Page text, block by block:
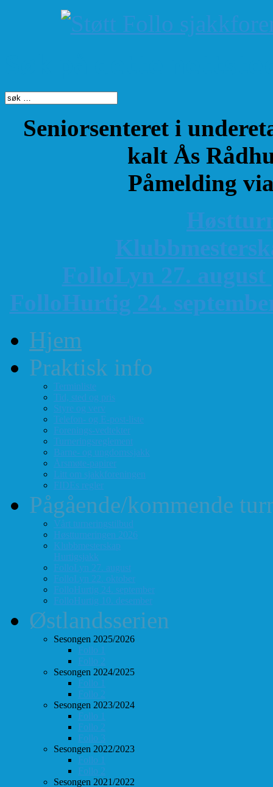
Seniorsenteret i
kalt Ås
Påmelding
K
FolloLyn 27. august
FolloHurtig 24.
Hjem
Praktisk info
Terminliste
Tid, sted og pris
Styre og verv
Telefon- og E-post-liste
Forenings-vedtekter
Turneringsreglement
Barne- og ungdomssjakk
Årsmøte-papirer
Litt om sjakkforeningen
FIDEs regler
Pågående/kommende
Vårt turneringstilbud
Høstturneringen 2026
Klubbmesterskap
Hurtigsjakk
FolloLyn 27. august
FolloLyn 22. oktober
FolloHurtig 24. september
FolloHurtig 10. desember
Østlandsserien
Sesongen 2025/2026
Follo 1
Follo 2
Sesongen 2024/2025
Follo 1
Follo 2
Sesongen 2023/2024
Follo 1
Follo 2
Follo 3
Sesongen 2022/2023
Follo 1
Follo 2
Sesongen 2021/2022